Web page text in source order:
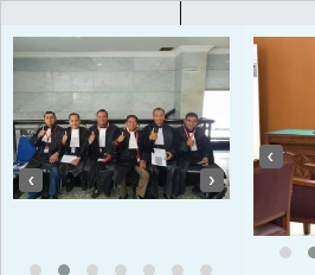
‹ ›
‹